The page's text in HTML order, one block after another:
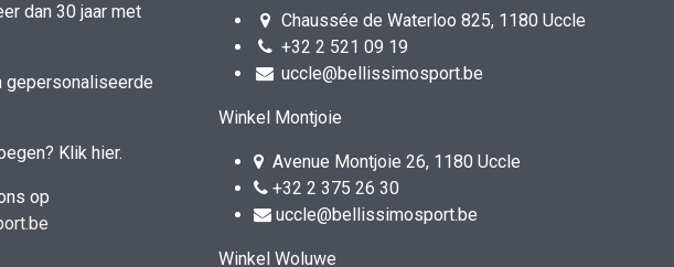
Chaussée de Waterloo 825, 1180 Uccle
+32 2 521 09 19
uccle@bellissimosport.be
Winkel Montjoie
Avenue Montjoie 26, 1180 Uccle
+32 2 375 26 30
uccle@bellissimosport.be
Winkel Woluwe
dan 30 jaar met
gepersonaliseerde
Klik hier.
op